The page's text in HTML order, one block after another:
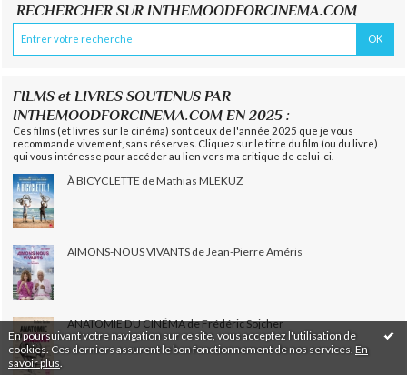
En poursuivant votre navigation sur ce site, vous acceptez l'utilisation de
cookies. Ces derniers assurent le bon fonctionnement de nos services. En
savoir plus
RECHERCHER SUR INTHEMOODFORCINEMA.COM
FILMS et LIVRES SOUTENUS PAR
INTHEMOODFORCINEMA.COM EN 2025 :
Ces films (et livres sur le cinéma) sont ceux de l'année 2025 que je vous
recommande vivement, sans réserves. Cliquez sur le titre du film (ou du livre)
qui vous intéresse pour accéder au lien vers ma critique de celui-ci.
À BICYCLETTE de Mathias MLEKUZ
AIMONS-NOUS VIVANTS de Jean-Pierre Améris
ANATOMIE DU CINÉMA de Frédéric Sojcher